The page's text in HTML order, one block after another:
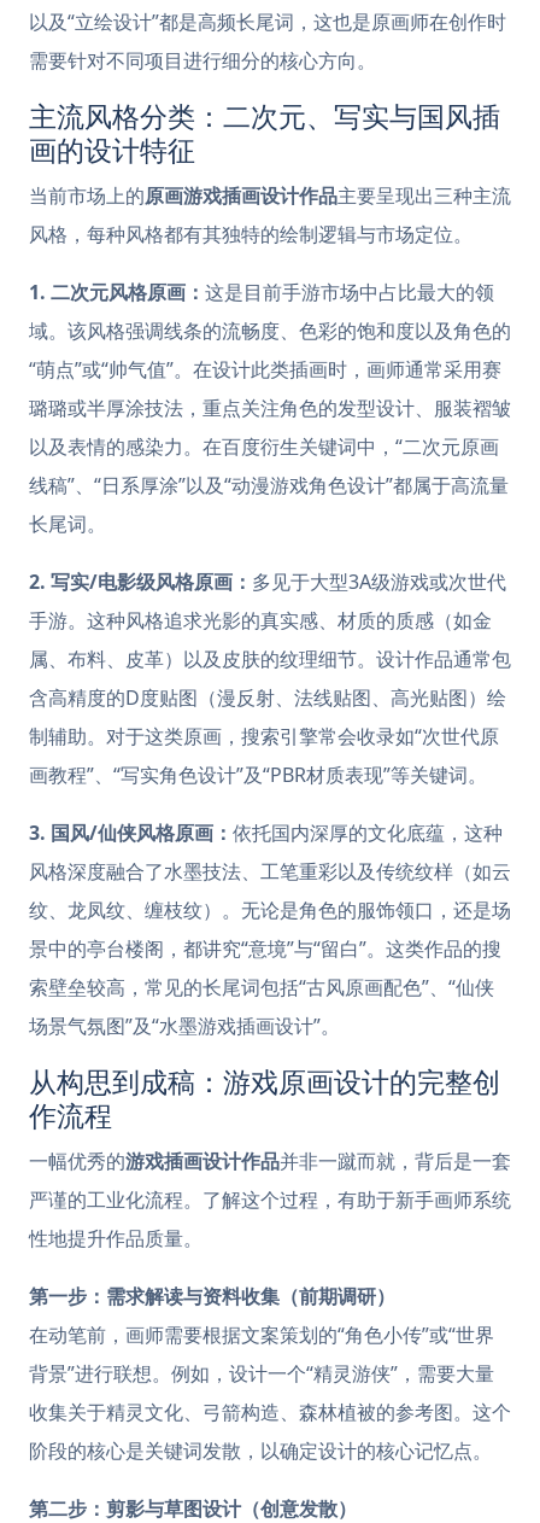
以及“立绘设计”都是高频长尾词，这也是原画师在创作时
需要针对不同项目进行细分的核心方向。
主流风格分类：二次元、写实与国风插
画的设计特征
当前市场上的原画游戏插画设计作品主要呈现出三种主流
风格，每种风格都有其独特的绘制逻辑与市场定位。
1. 二次元风格原画： 这是目前手游市场中占比最大的领
域。该风格强调线条的流畅度、色彩的饱和度以及角色的
“萌点”或“帅气值”。在设计此类插画时，画师通常采用赛
璐璐或半厚涂技法，重点关注角色的发型设计、服装褶皱
以及表情的感染力。在百度衍生关键词中，“二次元原画
线稿”、“日系厚涂”以及“动漫游戏角色设计”都属于高流量
长尾词。
2. 写实/电影级风格原画： 多见于大型3A级游戏或次世代
手游。这种风格追求光影的真实感、材质的质感（如金
属、布料、皮革）以及皮肤的纹理细节。设计作品通常包
含高精度的D度贴图（漫反射、法线贴图、高光贴图）绘
制辅助。对于这类原画，搜索引擎常会收录如“次世代原
画教程”、“写实角色设计”及“PBR材质表现”等关键词。
3. 国风/仙侠风格原画： 依托国内深厚的文化底蕴，这种
风格深度融合了水墨技法、工笔重彩以及传统纹样（如云
纹、龙凤纹、缠枝纹）。无论是角色的服饰领口，还是场
景中的亭台楼阁，都讲究“意境”与“留白”。这类作品的搜
索壁垒较高，常见的长尾词包括“古风原画配色”、“仙侠
场景气氛图”及“水墨游戏插画设计”。
从构思到成稿：游戏原画设计的完整创
作流程
一幅优秀的游戏插画设计作品并非一蹴而就，背后是一套
严谨的工业化流程。了解这个过程，有助于新手画师系统
性地提升作品质量。
第一步：需求解读与资料收集（前期调研）
在动笔前，画师需要根据文案策划的“角色小传”或“世界
背景”进行联想。例如，设计一个“精灵游侠”，需要大量
收集关于精灵文化、弓箭构造、森林植被的参考图。这个
阶段的核心是关键词发散，以确定设计的核心记忆点。
第二步：剪影与草图设计（创意发散）